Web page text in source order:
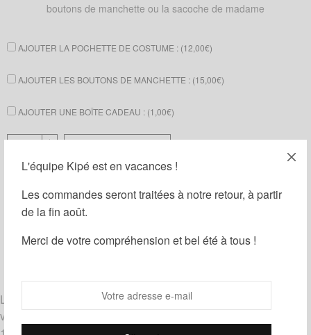
L'équipe Kipé est en vacances !
Les commandes seront traitées à notre retour, à partir
de la fin août.
Merci de votre compréhension et bel été à tous !
boutons de manchette ou la sacoche de madame
AJOUTER LA POCHETTE DE COSTUME : (12,00€)
AJOUTER LES BOUTONS DE MANCHETTE : (15,00€)
AJOUTER UNE BOÎTE CADEAU : (1,00€)
Guide des tailles Ajouter à ma liste d'envies
Étiquettes :Blanc,Noir,Orange
Livrés noués, les noeuds papillon le Noeud Kipé sont de
véritables noeuds à nouer et à dénouer.